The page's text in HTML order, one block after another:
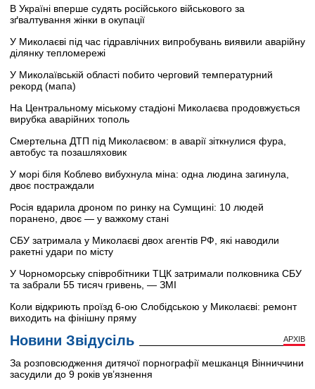
В Україні вперше судять російського військового за
зґвалтування жінки в окупації
У Миколаєві під час гідравлічних випробувань виявили аварійну
ділянку тепломережі
У Миколаївській області побито черговий температурний
рекорд (мапа)
На Центральному міському стадіоні Миколаєва продовжується
вирубка аварійних тополь
Смертельна ДТП під Миколаєвом: в аварії зіткнулися фура,
автобус та позашляховик
У морі біля Коблево вибухнула міна: одна людина загинула,
двоє постраждали
Росія вдарила дроном по ринку на Сумщині: 10 людей
поранено, двоє — у важкому стані
СБУ затримала у Миколаєві двох агентів РФ, які наводили
ракетні удари по місту
У Чорноморську співробітники ТЦК затримали полковника СБУ
та забрали 55 тисяч гривень, — ЗМІ
Коли відкриють проїзд 6-ою Слобідською у Миколаєві: ремонт
виходить на фінішну пряму
Новини Звідусіль АРХІВ
За розповсюдження дитячої порнографії мешканця Вінниччини
засудили до 9 років ув’язнення